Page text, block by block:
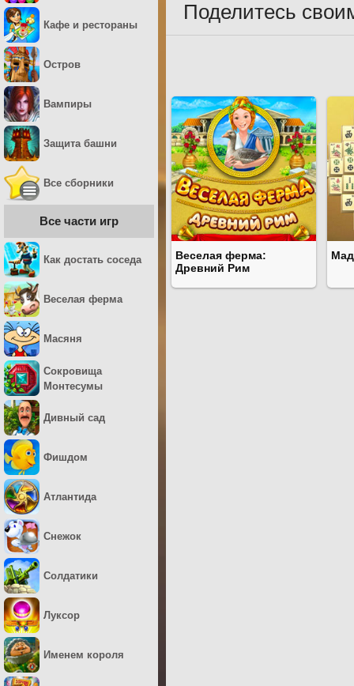
Поделитесь
Веселая ферма:
Древний Рим
Кафе и рестораны
Остров
Вампиры
Защита башни
Все сборники
Все части игр
Как достать соседа
Веселая ферма
Масяня
Сокровища
Монтесумы
Дивный сад
Фишдом
Атлантида
Снежок
Солдатики
Луксор
Именем короля